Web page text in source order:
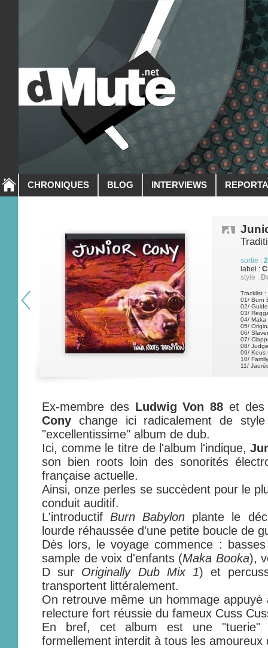
CHRONIQUES BLOG INTERVIEWS
sortie :
label :
style :
Tracklist :
01/ Burn
02/
03/
04/ Maka
05/
06/
07/
08/
09/ Keus
10/
11/
Ex-membre des Ludwig Von 88 et
Cony change ici radicalement de
"excellentissime" album de dub.
Ici, comme le titre de l'album l'indique,
son bien roots loin des sonorités
française actuelle.
Ainsi, onze perles se succèdent pour le
conduit auditif.
L'introductif Burn Babylon plante le
lourde réhaussée d'une petite boucle de
Dès lors, le voyage commence :
sample de voix d'enfants (Maka Booka),
D sur Originally Dub Mix 1) et
transportent littéralement.
On retrouve même un hommage
relecture fort réussie du fameux Cuss
En bref, cet album est une
formellement interdit à tous les